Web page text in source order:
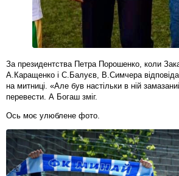
За президентства Петра Порошенко, коли
А.Каращенко і С.Балуєв, В.Симчера
на митниці. «Але був настільки в ній
перевести. А Богаш зміг.
Ось моє улюблене фото.